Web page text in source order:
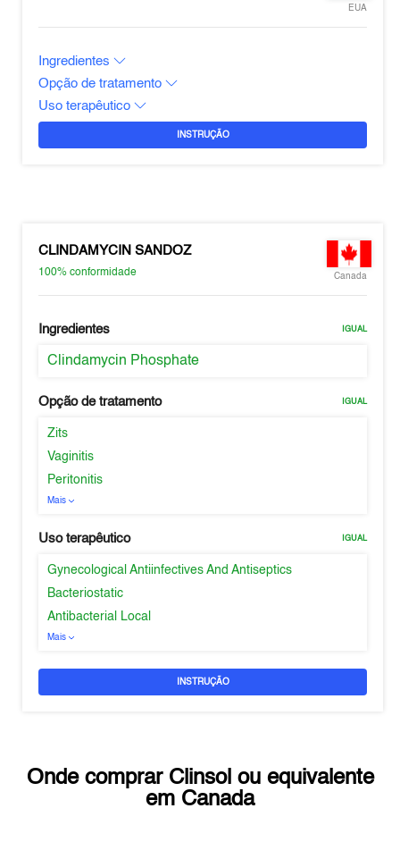
EUA
Ingredientes
Opção de tratamento
Uso terapêutico
INSTRUÇÃO
CLINDAMYCIN SANDOZ
100%conformidade Canada
Ingredientes IGUAL
Clindamycin Phosphate
Opção de tratamento IGUAL
Zits
Vaginitis
Peritonitis
Mais
Uso terapêutico IGUAL
Gynecological Antiinfectives And Antiseptics
Bacteriostatic
Antibacterial Local
Mais
INSTRUÇÃO
Onde comprar Clinsolou equivalente
em Canada